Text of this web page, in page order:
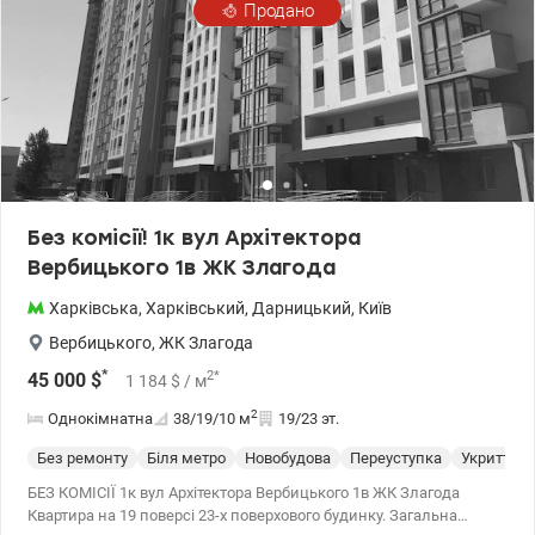
Продано
Без комісії! 1к вул Архітектора
Вербицького 1в ЖК Злагода
Харківська, Харківський, Дарницький, Київ
Вербицького, ЖК Злагода
45 000 $* 1 184 $ / м2*
Однокімнатна 38/19/10 м2 19/23 эт.
Без ремонту Біля метро Новобудова Переуступка
Укриття
БЕЗ КОМІСІЇ 1к вул Архітектора Вербицького 1в ЖК Злагода
Квартира на 19 поверсі 23-х поверхового будинку. Загальна